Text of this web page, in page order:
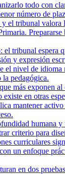
todo con
número de
el tribunal
tribunal
y expresión
nivel de
pedagógica.
más exponen
en otras
mantener
humana
criterio para
curriculares
un enfoque
en dos